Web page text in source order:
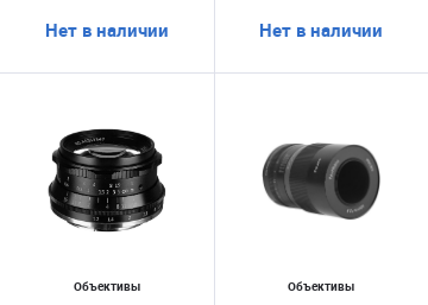
Нет в наличии Нет в наличии
Объективы Объективы